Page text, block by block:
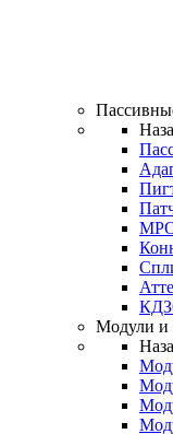
Модули и